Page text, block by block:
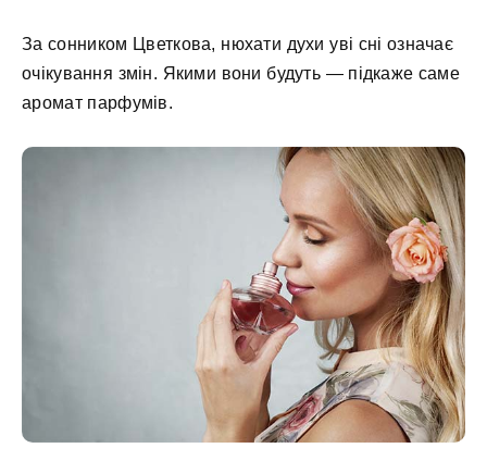
За сонником Цветкова, нюхати духи уві сні означає
очікування змін. Якими вони будуть — підкаже саме
аромат парфумів.